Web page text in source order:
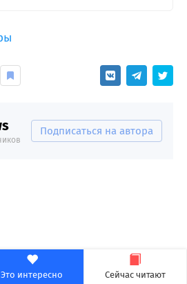
Это интересно Сейчас читают
Подписаться на автора